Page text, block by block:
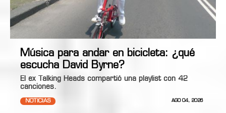
Música para andar en bicicleta: ¿qué
escucha David Byrne?
El ex Talking Heads compartió una playlist con 42
canciones.
NOTICIAS AGO 04, 2026